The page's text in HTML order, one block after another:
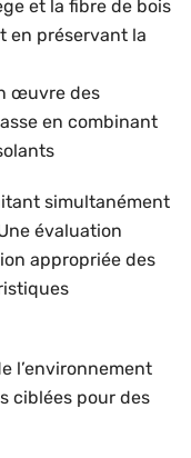
et la fibre de bois
en préservant la
œuvre des
en combinant
simultanément
évaluation
appropriée des
l’environnement
ciblées pour des